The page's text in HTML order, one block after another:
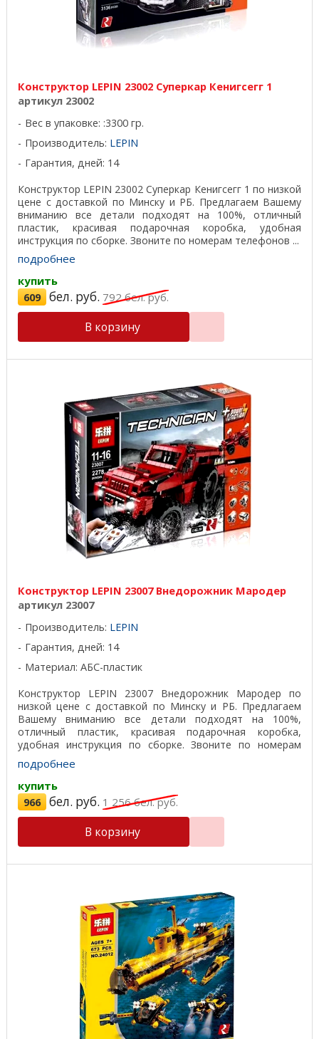
Конструктор LEPIN 23002 Суперкар Кенигсегг 1
артикул 23002
Вес в упаковке: :3300 гр.
Производитель: LEPIN
Гарантия, дней: 14
Конструктор LEPIN 23002 Суперкар Кенигсегг 1 по низкой
цене с доставкой по Минску и РБ. Предлагаем Вашему
вниманию все детали подходят на 100%, отличный
пластик, красивая подарочная коробка, удобная
инструкция по сборке. Звоните по номерам телефонов ...
подробнее
купить
609 бел. руб. 792бел. руб.
В корзину
Конструктор LEPIN 23007 Внедорожник Мародер
артикул 23007
Производитель: LEPIN
Гарантия, дней: 14
Материал: АБС-пластик
Конструктор LEPIN 23007 Внедорожник Мародер по
низкой цене с доставкой по Минску и РБ. Предлагаем
Вашему вниманию все детали подходят на 100%,
отличный пластик, красивая подарочная коробка,
удобная инструкция по сборке. Звоните по номерам
телефонов ...
подробнее
купить
966 бел. руб. 1 256бел. руб.
В корзину